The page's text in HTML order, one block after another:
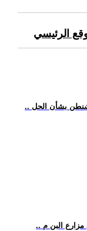
الرئيسي
بشأن الحل
البن م